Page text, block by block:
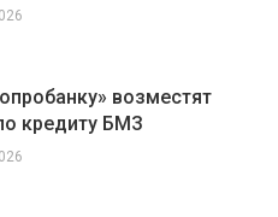
возместят
кредиту БМЗ